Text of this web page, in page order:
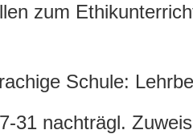
zum
Schule:
31 nachträgl.